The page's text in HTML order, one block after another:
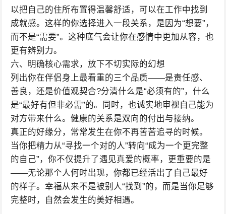
以把自己的住所布置得温馨舒适，可以在工作中找到
成就感。这样的你选择进入一段关系，是因为“想要”，
而不是“需要”。这种底气会让你在感情中更加从容，也
更有辨别力。
六、明确核心需求，放下不切实际的幻想
列出你在伴侣身上最看重的三个品质——是责任感、
善良，还是价值观契合?分清什么是“必须有的”，什么
是“最好有但非必需”的。同时，也诚实地审视自己能为
对方带来什么。健康的关系是双向的付出与接纳。
真正的好缘分，常常发生在你不再苦苦追寻的时候。
当你把精力从“寻找一个对的人”转向“成为一个更完整
的自己”，你不仅提升了遇见真爱的概率，更重要的是
——无论那个人何时出现，你都已经活出了自己最好
的样子。幸福从来不是被别人“找到”的，而是当你足够
完整时，自然会发生的美好相遇。